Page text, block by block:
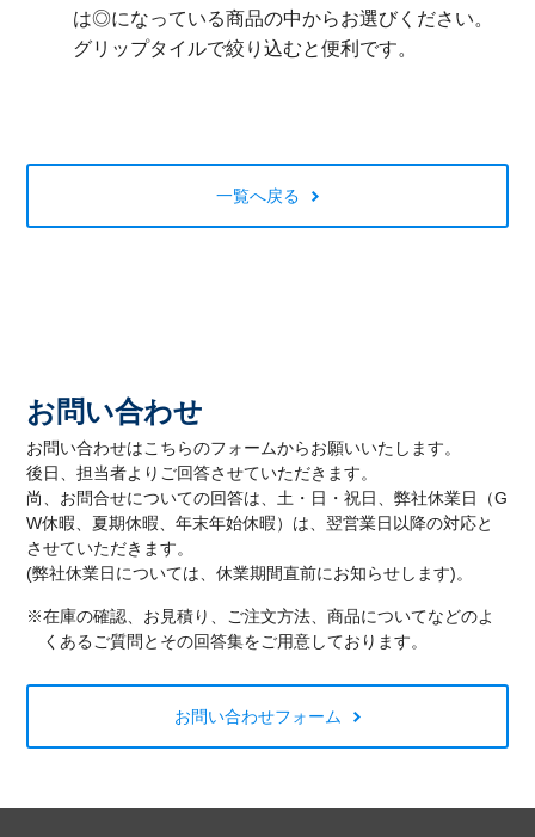
は◎になっている商品の中からお選びください。
グリップタイルで絞り込むと便利です。
一覧へ戻る
お問い合わせ
お問い合わせはこちらのフォームからお願いいたします。
後日、担当者よりご回答させていただきます。
尚、お問合せについての回答は、土・日・祝日、弊社休業日（G
W休暇、夏期休暇、年末年始休暇）は、翌営業日以降の対応と
させていただきます。
(弊社休業日については、休業期間直前にお知らせします)。
※在庫の確認、お見積り、ご注文方法、商品についてなどのよ
くあるご質問とその回答集をご用意しております。
お問い合わせフォーム